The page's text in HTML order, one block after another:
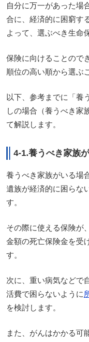
自分に万一があった場
合に、経済的に困窮す
よって、選ぶべき生命
保険に向けることので
順位の高い順から選ぶ
以下、参考までに「養
しの場合（養うべき家
て解説します。
4-1.養うべき家族
養うべき家族がいる場
遺族が経済的に困らな
す。
その際に使える保険が
金額の死亡保険金を受
す。
次に、重い病気などで
活費で困らないように
を検討します。
また、がんはかかる可